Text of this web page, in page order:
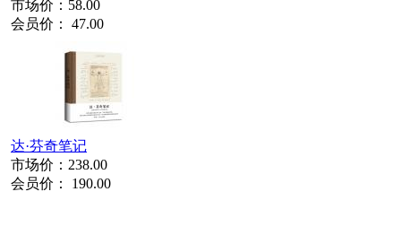
市场价： 58.00
会员价： 47.00
达·芬奇笔记
市场价： 238.00
会员价： 190.00